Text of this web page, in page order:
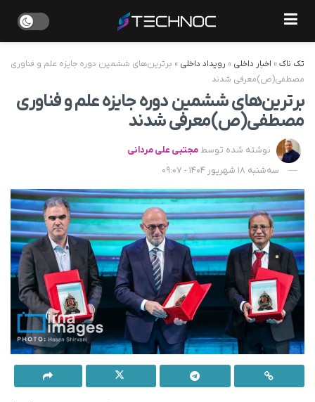
تک ناک» اخبار داخلی » رویداد داخلی » برترین‌های ششمین دوره جایزه علم و فناوری
مصطفی(ص)معرفی شدند
برترین‌های ششمین دوره جایزه علم و فناوری
مصطفی(ص)معرفی شدند
نوشته شده توسط مجتبی علی مردانی
سه‌شنبه 18 شهریور 1404 - 09:07